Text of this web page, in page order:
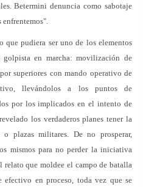
Betermini denuncia como sabotaje
pudiera ser uno de los elementos
golpista en marcha: movilización de
superiores con mando operativo de
llevándolos a los puntos de
por los implicados en el intento de
los verdaderos planes tener la
plazas militares. De no prosperar,
mismos para no perder la iniciativa
que moldee el campo de batalla
en proceso, toda vez que se